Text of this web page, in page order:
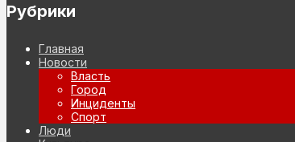
Рубрики
Главная
Новости
Власть
Город
Инциденты
Спорт
Люди